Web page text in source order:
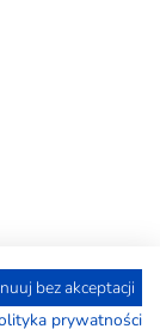
bez akceptacji
prywatności